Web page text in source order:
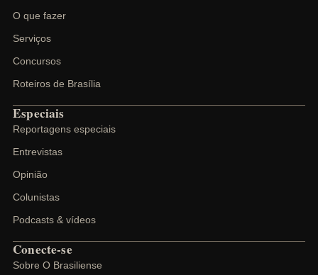
O que fazer
Serviços
Concursos
Roteiros de Brasília
Especiais
Reportagens especiais
Entrevistas
Opinião
Colunistas
Podcasts & vídeos
Conecte-se
Sobre O Brasiliense